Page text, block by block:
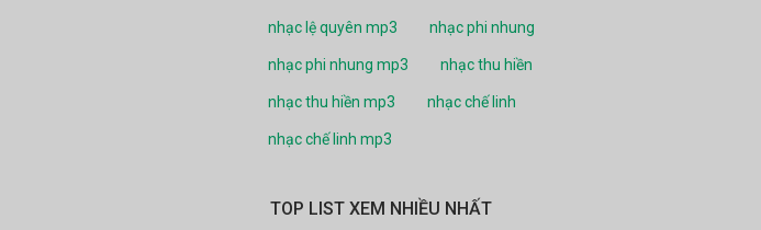
nhạc lệ quyên mp3 nhạc phi nhung
nhạc phi nhung mp3 nhạc thu hiền
nhạc thu hiền mp3 nhạc chế linh
nhạc chế linh mp3
TOP LIST XEM NHIỀU NHẤT